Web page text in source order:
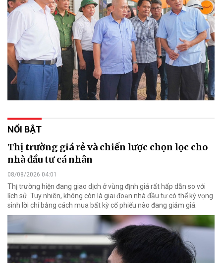
NỔI BẬT
Thị trường giá rẻ và chiến lược chọn lọc cho
nhà đầu tư cá nhân
08/08/2026 04:01
Thị trường hiện đang giao dịch ở vùng định giá rất hấp dẫn so với
lịch sử. Tuy nhiên, không còn là giai đoạn nhà đầu tư có thể kỳ vọng
sinh lời chỉ bằng cách mua bất kỳ cổ phiếu nào đang giảm giá.